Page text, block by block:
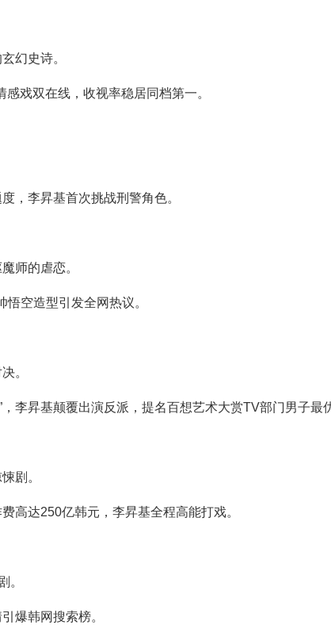
幻史诗。
戏双在线，收视率稳居同档第一。
，李昇基首次挑战刑警角色。
师的虐恋。
悟空造型引发全网热议。
。
，李昇基颠覆出演反派，提名百想艺术大赏TV部门男子最
剧。
高达250亿韩元，李昇基全程高能打戏。
。
爆韩网搜索榜。